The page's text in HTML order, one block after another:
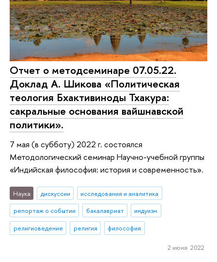
Отчет о методсеминаре 07.05.22.
Доклад А. Шикова «Политическая
теология Бхактивиноды Тхакура:
сакральные основания вайшнавской
политики».
7 мая (в субботу) 2022 г. состоялся
Методологический семинар Научно-учебной группы
«Индийская философия: история и современность».
Наука дискуссии
исследования и аналитика
репортаж о событии
бакалавриат
индуизм
религиоведение
религия философия
2 июня 2022